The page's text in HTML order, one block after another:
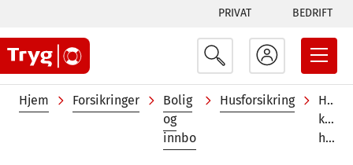
hovedinnhold
Tabs
menu
PRIVAT BEDRIFT
Navigasjonssti
Hjem Forsikringer
Bolig
og
innbo
Husforsikring
Hva
koster
husforsikring?